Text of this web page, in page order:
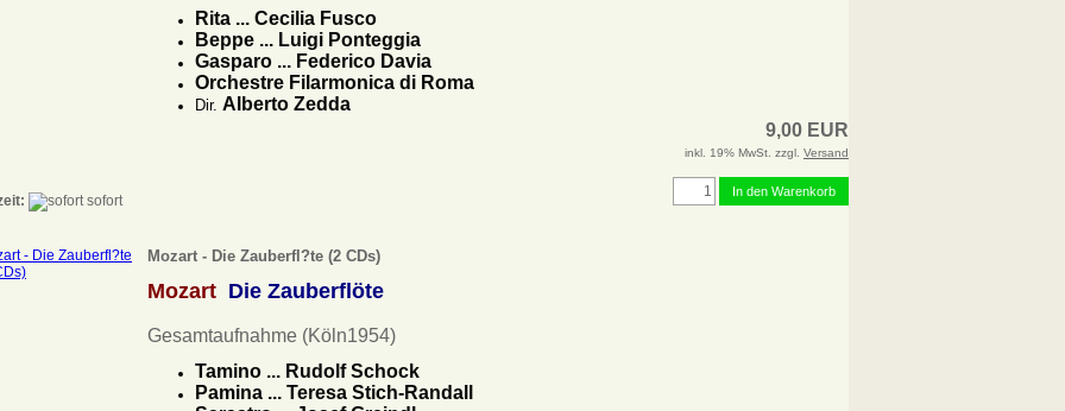
Rita ... Cecilia Fusco
Beppe ... Luigi Ponteggia
Gasparo ... Federico Davia
Orchestre Filarmonica di Roma
Dir. Alberto Zedda
9,00 EUR
inkl. 19% MwSt. zzgl. Versand
sofort
In den Warenkorb
Mozart - Die Zauberfl?te (2 CDs)
Mozart Die Zauberflöte
Gesamtaufnahme (Köln1954)
Tamino ... Rudolf Schock
Pamina ... Teresa Stich-Randall